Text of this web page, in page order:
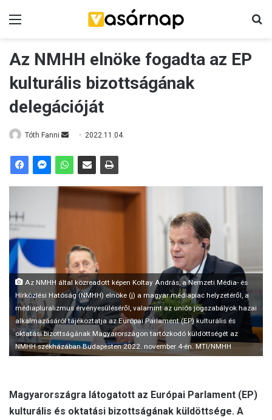
Az NMHH elnöke fogadta az EP
kulturális bizottságának
delegációját
Tóth Fanni
a
n
a
i
l
2022.11.04.
Az NMHH által közreadott képen Koltay András, a Nemzeti Média- és
Hírközlési Hatóság (NMHH) elnöke (j) a magyar médiapiac helyzetéről, a
médiapluralizmus érvényesüléséről, valamint az uniós jogszabályok hazai
alkalmazásáról tájékoztatja az Európai Parlament (EP) kulturális és
oktatási bizottságának Magyarországon tartózkodó küldöttségét az
NMHH székházában Budapesten 2022. november 4-én. MTI/NMHH
Magyarországra látogatott az Európai Parlament (EP)
kulturális és oktatási bizottságának küldöttsége. A